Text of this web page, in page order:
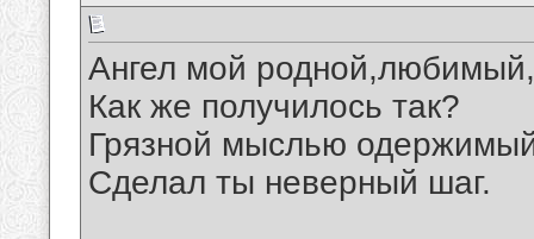
Ангел мой родной,любимый,
Как же получилось так?
Грязной мыслью
Сделал ты неверный шаг.